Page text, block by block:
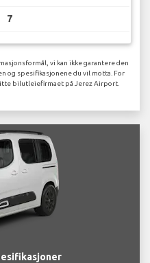
7
vi kan ikke garantere den
og spesifikasjonene du vil motta. For
bilutleiefirmaet på Jerez Airport.